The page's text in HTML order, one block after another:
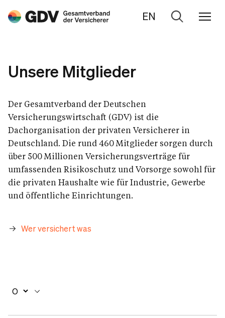
EN
Zur
Unsere Mitglieder
Der Gesamtverband der Deutschen
Versicherungswirtschaft (GDV) ist die
Dachorganisation der privaten Versicherer in
Deutschland. Die rund 460 Mitglieder sorgen durch
über 500 Millionen Versicherungsverträge für
umfassenden Risikoschutz und Vorsorge sowohl für
die privaten Haushalte wie für Industrie, Gewerbe
und öffentliche Einrichtungen.
Wer versichert was